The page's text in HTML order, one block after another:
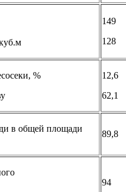
149
128
%
12,6
62,1
в общей площади
89,8
94